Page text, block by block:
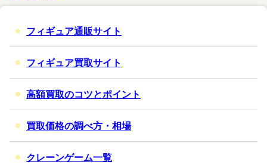
フィギュア通販サイト
フィギュア買取サイト
高額買取のコツとポイント
買取価格の調べ方・相場
クレーンゲーム一覧